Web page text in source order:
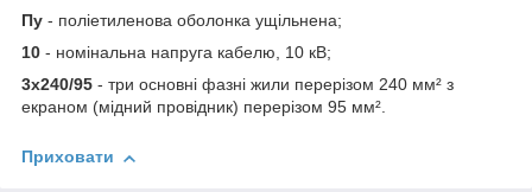
Пу - поліетиленова оболонка ущільнена;
10 - номінальна напруга кабелю, 10 кВ;
3х240/95 - три основні фазні жили перерізом 240 мм² з
екраном (мідний провідник) перерізом 95 мм².
Приховати